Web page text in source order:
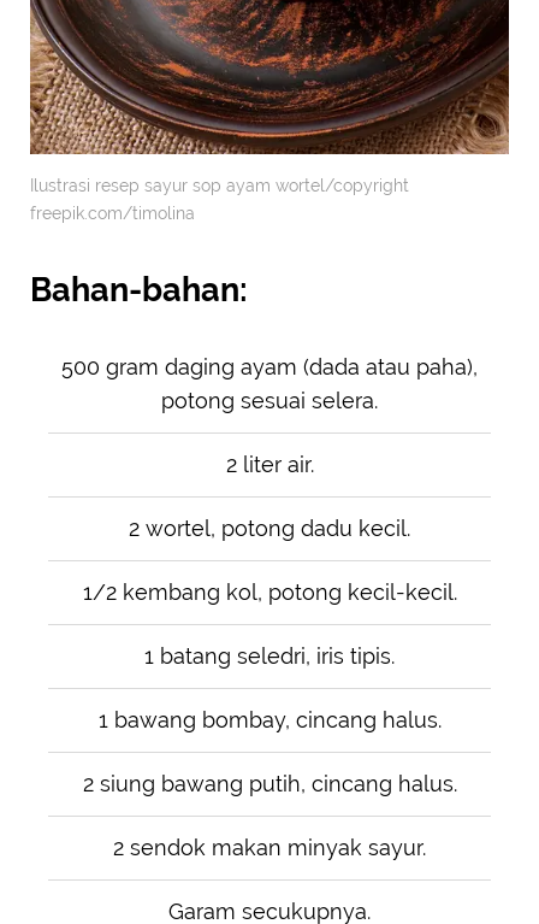
Ilustrasi resep sayur sop ayam wortel/copyright
freepik.com/timolina
Bahan-bahan:
500 gram daging ayam (dada atau paha),
potong sesuai selera.
2 liter air.
2 wortel, potong dadu kecil.
1/2 kembang kol, potong kecil-kecil.
1 batang seledri, iris tipis.
1 bawang bombay, cincang halus.
2 siung bawang putih, cincang halus.
2 sendok makan minyak sayur.
Garam secukupnya.